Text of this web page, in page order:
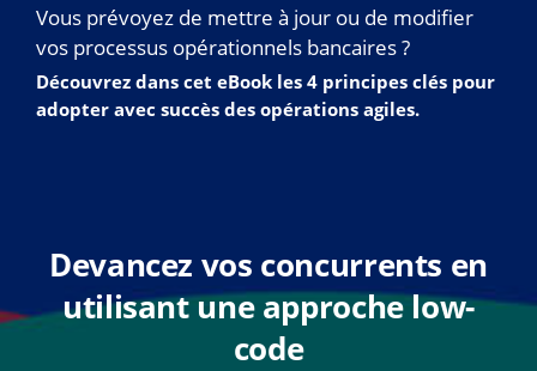
Vous prévoyez de mettre à jour ou de modifier
vos processus opérationnels bancaires ?
Découvrez dans cet eBook les 4 principes clés pour
adopter avec succès des opérations agiles.
Devancez vos concurrents en
utilisant une approche low-
code